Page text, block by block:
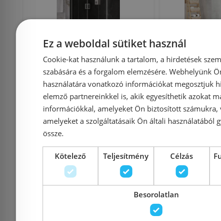
New Trendy Suvia
80x80 cm szögletes
zuhanykabin
zuhanytálcával ZS-0035
Azonosító: 199661
Cikkszám: ZS-0035
165 110 Ft
New
gold
arany
cm
143 900 Ft
Ez a weboldal sütiket használ
Cookie-kat használunk a tartalom, a hirdetések
szabására és a forgalom elemzésére. Webhelyünk
használatára vonatkozó információkat megosztjuk
elemző partnereinkkel is, akik egyesíthetik azokat
információkkal, amelyeket Ön biztosított számukra,
amelyeket a szolgáltatásaik Ön általi használatából
össze.
Kötelező Teljesítmény Célzás
Besorolatlan